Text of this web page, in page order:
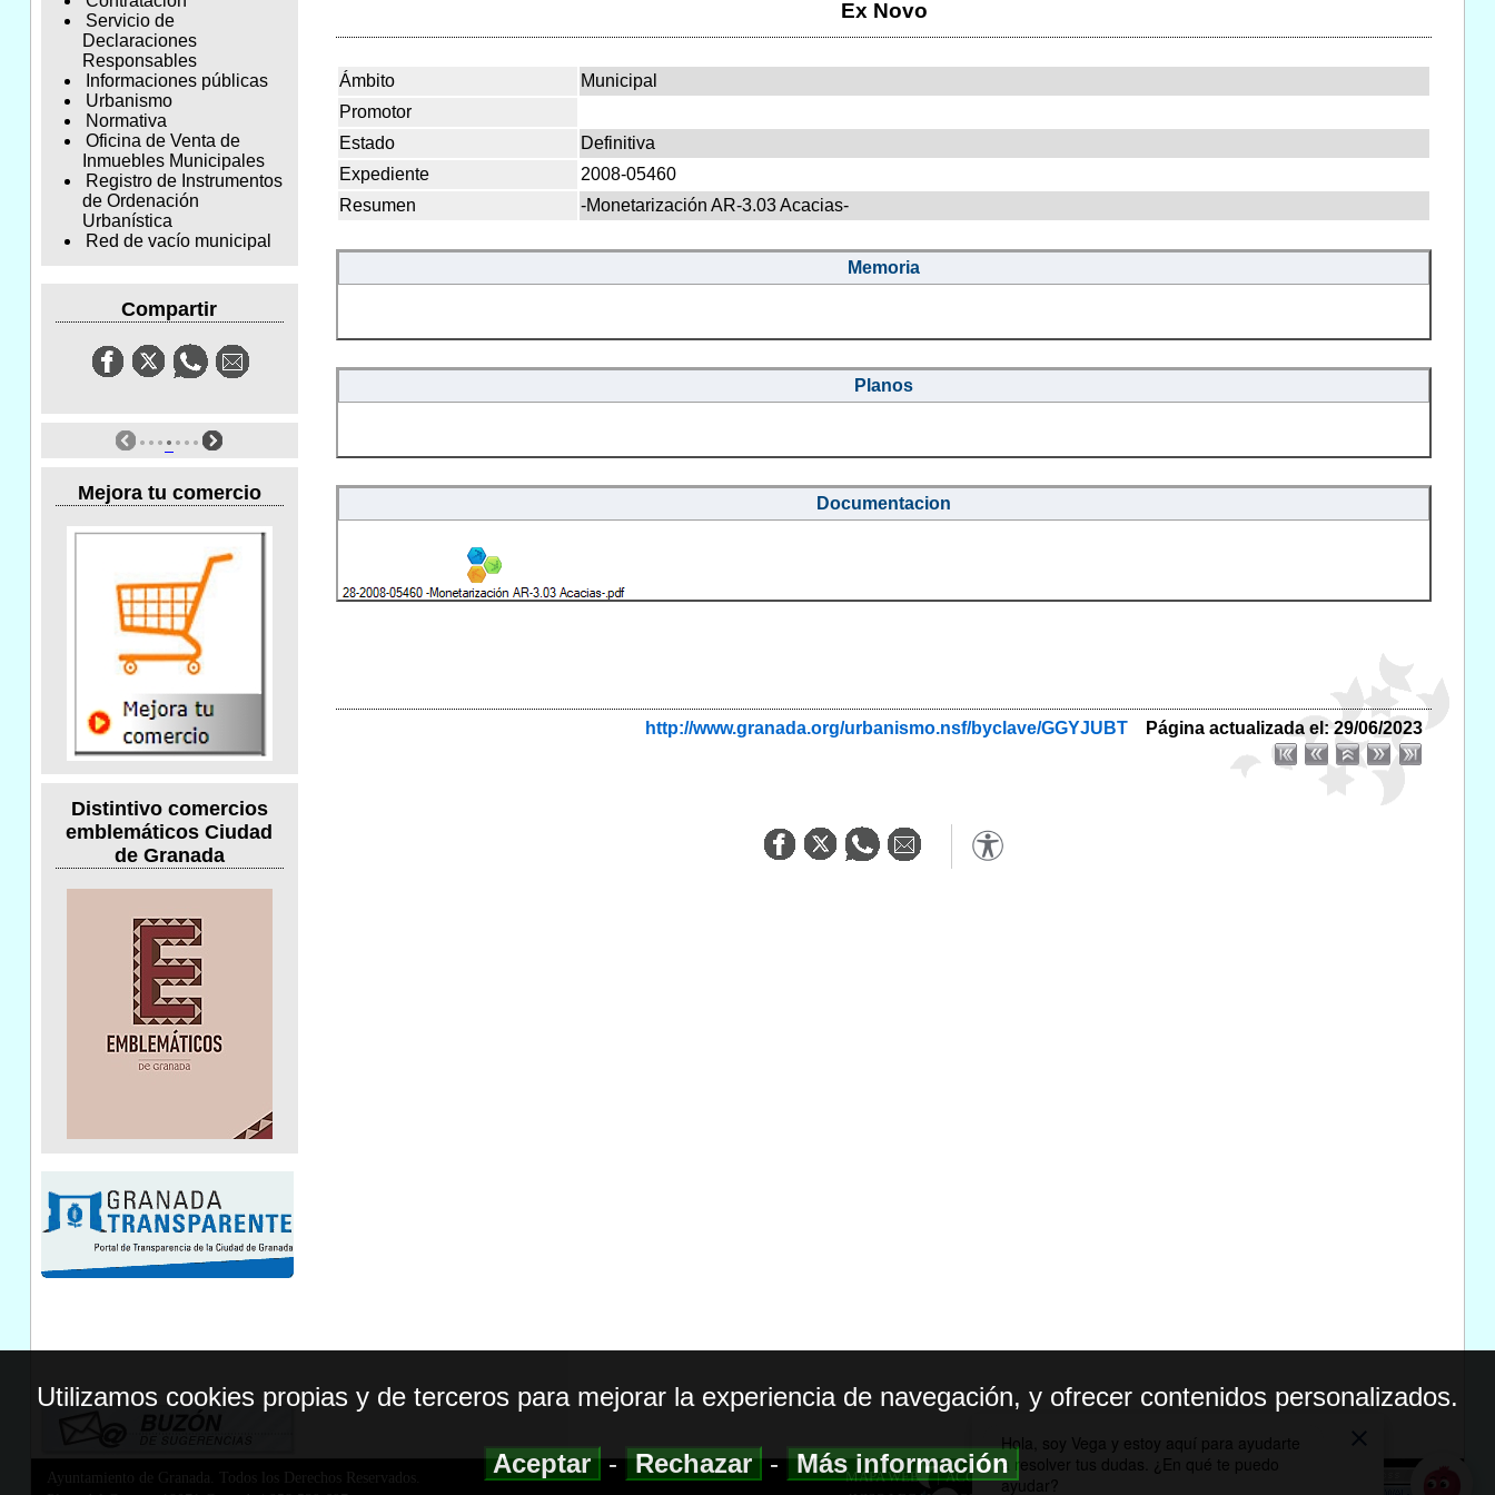
Servicio de
Declaraciones
Responsables
Informaciones públicas
Urbanismo
Normativa
Oficina de Venta de
Inmuebles Municipales
Registro de Instrumentos
de Ordenación
Urbanística
Red de vacío municipal
Compartir
Mejora tu comercio
Distintivo comercios
emblemáticos Ciudad
de Granada
Ex Novo
Ámbito
Municipal
Promotor
Estado
Definitiva
Expediente
2008-05460
Resumen
-Monetarización AR-3.03 Acacias-
Memoria
Planos
Documentacion
http://www.granada.org/urbanismo.nsf/byclave/GGYJUBT Página actualizada el: 29/06/2023
Ayuntamiento de Granada. Todos los Derechos Reservados.
MAPA WEB|ACCESIBILIDAD
Utilizamos cookies propias y de terceros para mejorar la experiencia de navegación, y ofrecer contenidos personalizados.
Aceptar-Rechazar-Más información